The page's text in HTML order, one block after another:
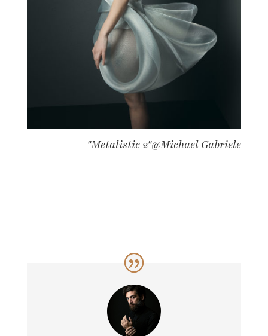
"Metalistic 2"@Michael Gabriele